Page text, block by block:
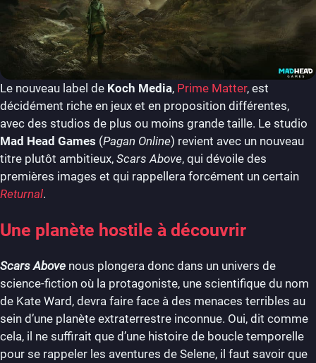
Le nouveau label de Koch Media, Prime Matter, est
décidément riche en jeux et en proposition différentes,
avec des studios de plus ou moins grande taille. Le studio
Mad Head Games (Pagan Online) revient avec un nouveau
titre plutôt ambitieux, Scars Above, qui dévoile des
premières images et qui rappellera forcément un certain
Returnal.
Une planète hostile à découvrir
Scars Above nous plongera donc dans un univers de
science-fiction où la protagoniste, une scientifique du nom
de Kate Ward, devra faire face à des menaces terribles au
sein d’une planète extraterrestre inconnue. Oui, dit comme
cela, il ne suffirait que d’une histoire de boucle temporelle
pour se rappeler les aventures de Selene, il faut savoir que